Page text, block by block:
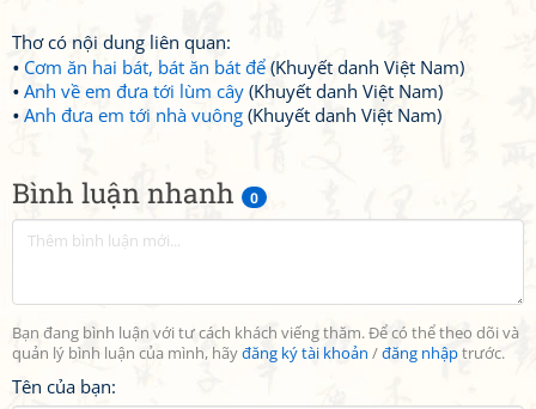
Bình luận nhanh 0
Bạn đang bình luận với tư cách khách viếng thăm. Để có thể theo dõi và
quản lý bình luận của mình, hãyđăng ký tài khoản /đăng nhậptrước.
Tên của bạn:
Thơ có nội dung liên quan:
Cơm ăn hai bát, bát ăn bát để (Khuyết danh Việt Nam)
Anh về em đưa tới lùm cây (Khuyết danh Việt Nam)
Anh đưa em tới nhà vuông (Khuyết danh Việt Nam)